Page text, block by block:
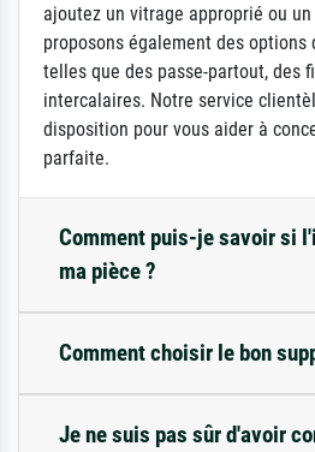
ajoutez un vitrage approprié ou
proposons également des options
telles que des passe-partout, des
intercalaires. Notre service
disposition pour vous aider à
parfaite.
Comment puis-je savoir si
ma pièce ?
Comment choisir le bon
Je ne suis pas sûr d'avoir